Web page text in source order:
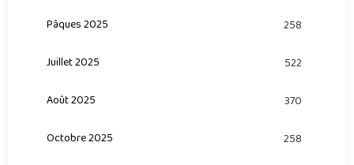
Pâques 2025 258
Juillet 2025 522
Août 2025 370
Octobre 2025 258